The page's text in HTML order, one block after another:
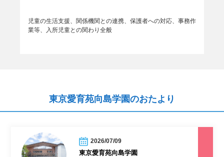
児童の生活支援、関係機関との連携、保護者への対応、事務作
業等、入所児童との関わり全般
東京愛育苑向島学園のおたより
2026/07/09
東京愛育苑向島学園